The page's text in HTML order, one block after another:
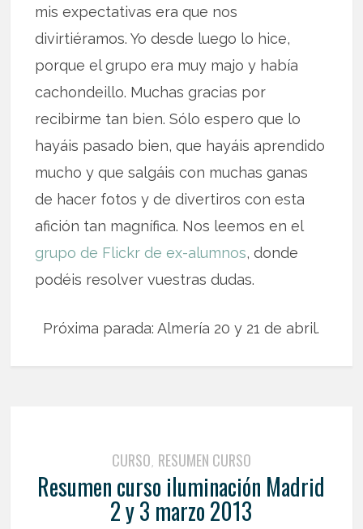
mis expectativas era que nos
divirtiéramos. Yo desde luego lo hice,
porque el grupo era muy majo y había
cachondeillo. Muchas gracias por
recibirme tan bien. Sólo espero que lo
hayáis pasado bien, que hayáis aprendido
mucho y que salgáis con muchas ganas
de hacer fotos y de divertiros con esta
afición tan magnífica. Nos leemos en el
grupo de Flickr de ex-alumnos, donde
podéis resolver vuestras dudas.
Próxima parada: Almería 20 y 21 de abril.
CURSO, RESUMEN CURSO
Resumen curso iluminación Madrid
2 y 3 marzo 2013